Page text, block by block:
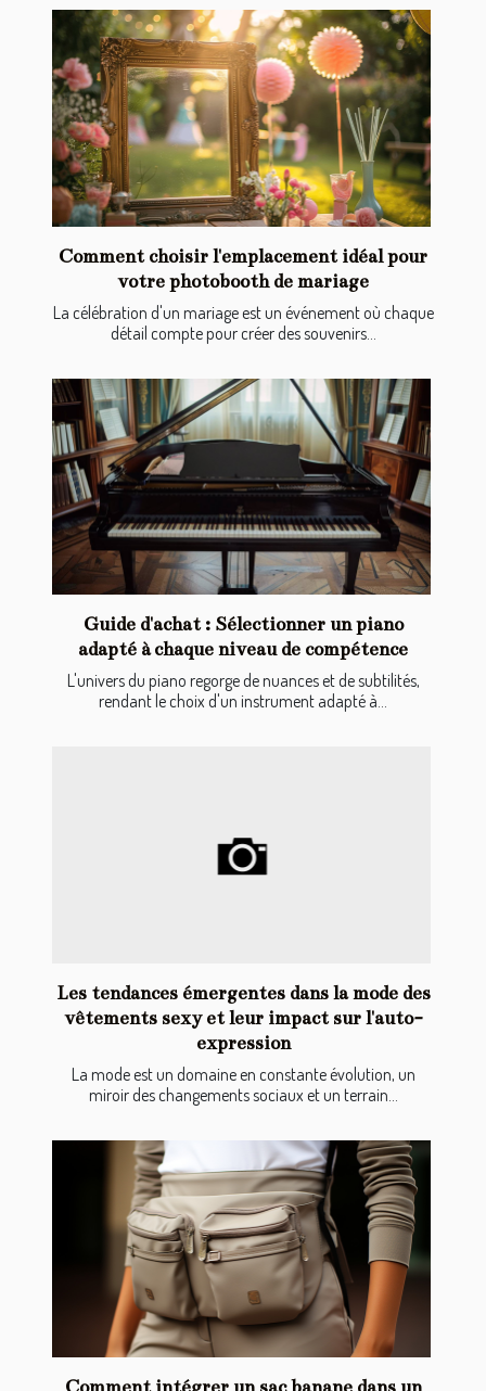
Comment choisir l'emplacement idéal pour
votre photobooth de mariage
La célébration d'un mariage est un événement où chaque
détail compte pour créer des souvenirs...
Guide d'achat : Sélectionner un piano
adapté à chaque niveau de compétence
L'univers du piano regorge de nuances et de subtilités,
rendant le choix d'un instrument adapté à...
Les tendances émergentes dans la mode des
vêtements sexy et leur impact sur l'auto-
expression
La mode est un domaine en constante évolution, un
miroir des changements sociaux et un terrain...